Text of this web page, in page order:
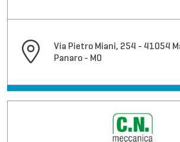
Via Pietro Miani, 254 - 41054
Panaro - MO